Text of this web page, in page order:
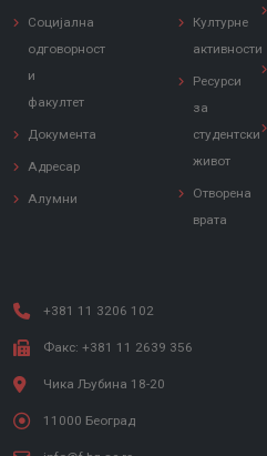
Социјална
одговорност
и
факултет
Документа
Адресар
Алумни
Културне
активности
Ресурси
за
студентски
живот
Отворена
врата
+381 11 3206 102
Факс: +381 11 2639 356
Чика Љубина 18-20
11000 Београд